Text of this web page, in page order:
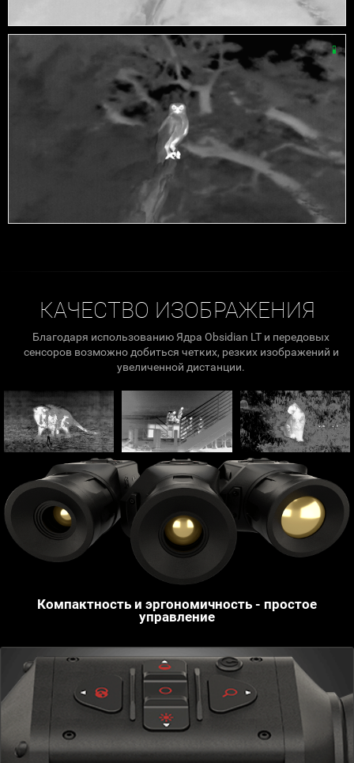
КАЧЕСТВО ИЗОБРАЖЕНИЯ
Благодаря использованию Ядра Obsidian LT и передовых
сенсоров возможно добиться четких, резких изображений и
увеличенной дистанции.
Компактность и эргономичность - простое
управление